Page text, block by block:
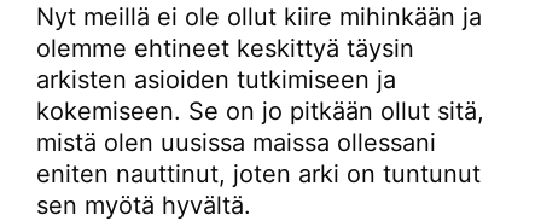
Nyt meillä ei ole ollut kiire mihinkään ja
olemme ehtineet keskittyä täysin
arkisten asioiden tutkimiseen ja
kokemiseen. Se on jo pitkään ollut sitä,
mistä olen uusissa maissa ollessani
eniten nauttinut, joten arki on tuntunut
sen myötä hyvältä.